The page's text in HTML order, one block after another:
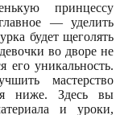
принцессу
— уделить
будет щеголять
во дворе не
его уникальность.
мастерство
ниже. Здесь вы
и уроки,